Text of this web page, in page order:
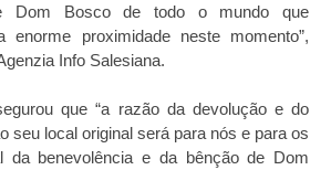
Dom Bosco de todo o mundo que
enorme proximidade neste momento”,
Info Salesiana.
que “a razão da devolução e do
seu local original será para nós e para os
da benevolência e da bênção de Dom